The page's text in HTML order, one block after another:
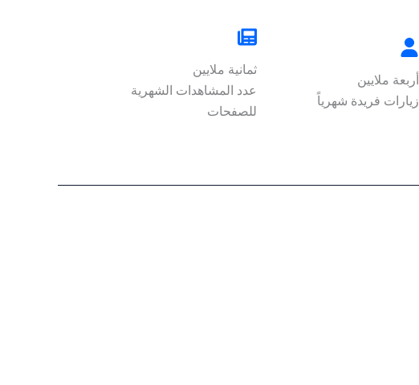
أربعة ملايين
زيارات فريدة شهرياً
ثمانية ملايين
عدد المشاهدات الشهرية
للصفحات